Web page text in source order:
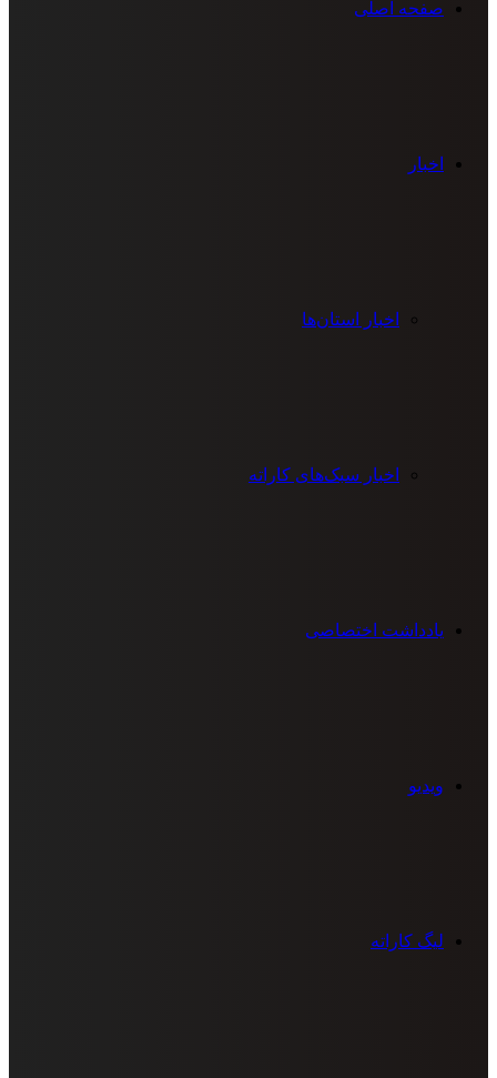
صفحه اصلی
اخبار
اخبار استان‌ها
اخبار سبک‌های کاراته
یادداشت اختصاصی
ویدیو
لیگ کاراته